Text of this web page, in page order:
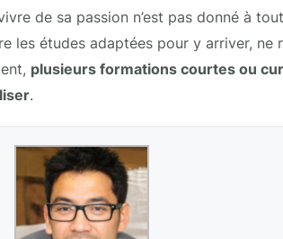
de sa passion n’est pas donné à
les études adaptées pour y arriver, ne
plusieurs formations courtes ou
.